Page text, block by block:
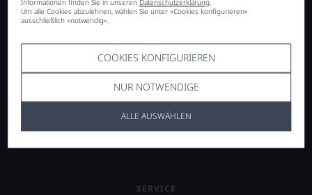
Informationen finden Sie in unseren Datenschutzerklärung.
Um alle Cookies abzulehnen, wählen Sie unter »Cookies konfigurieren«
ausschließlich »notwendig«.
COOKIES KONFIGURIEREN
NUR NOTWENDIGE
ALLE AUSWÄHLEN
SORTIMENT
Frankreich
Deutschland
Österreich
SERVICE